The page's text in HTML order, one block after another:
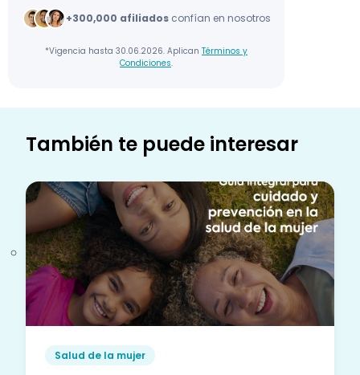
+300,000 afiliadosconfían en nosotros
*Vigencia hasta 30.06.2026. Aplican Términos y
Condiciones.
También te puede interesar
Salud de la mujer